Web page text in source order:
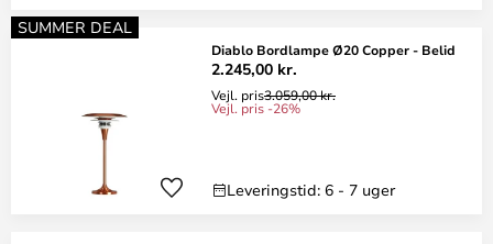
SUMMER DEAL
Diablo Bordlampe Ø20 Copper - Belid
2.245,00 kr.
Vejl. pris3.059,00 kr.
Vejl. pris -26%
Leveringstid: 6 - 7 uger